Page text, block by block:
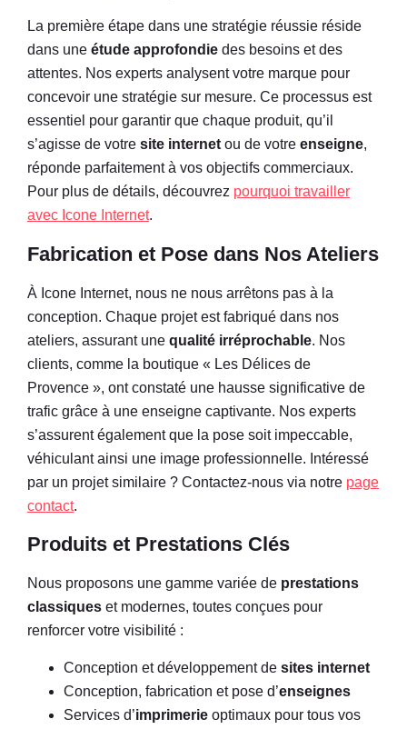
La première étape dans une stratégie réussie réside
dans une étude approfondie des besoins et des
attentes. Nos experts analysent votre marque pour
concevoir une stratégie sur mesure. Ce processus est
essentiel pour garantir que chaque produit, qu’il
s’agisse de votre site internet ou de votre enseigne,
réponde parfaitement à vos objectifs commerciaux.
Pour plus de détails, découvrez pourquoi travailler
avec Icone Internet.
Fabrication et Pose dans Nos Ateliers
À Icone Internet, nous ne nous arrêtons pas à la
conception. Chaque projet est fabriqué dans nos
ateliers, assurant une qualité irréprochable. Nos
clients, comme la boutique « Les Délices de
Provence », ont constaté une hausse significative de
trafic grâce à une enseigne captivante. Nos experts
s’assurent également que la pose soit impeccable,
véhiculant ainsi une image professionnelle. Intéressé
par un projet similaire ? Contactez-nous via notre page
contact.
Produits et Prestations Clés
Nous proposons une gamme variée de prestations
classiques et modernes, toutes conçues pour
renforcer votre visibilité :
Conception et développement de sites internet
Conception, fabrication et pose d’enseignes
Services d’imprimerie optimaux pour tous vos